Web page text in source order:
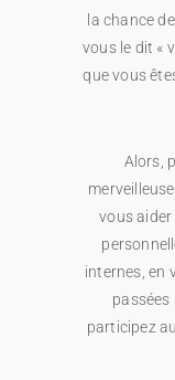
la chance
vous le dit «
que vous
Alors,
vous
internes, en
passées
participez